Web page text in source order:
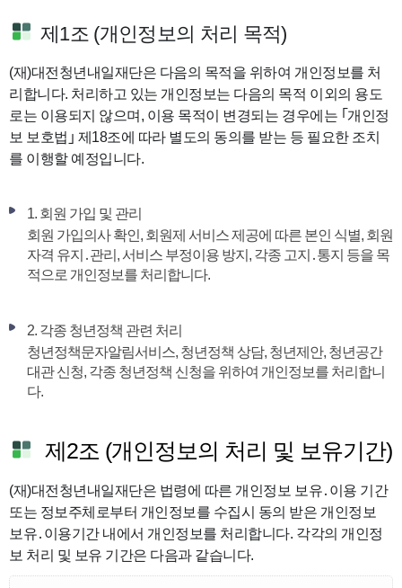
제1조 (개인정보의 처리 목적)
(재)대전청년내일재단은 다음의 목적을 위하여 개인정보를 처
리합니다. 처리하고 있는 개인정보는 다음의 목적 이외의 용도
로는 이용되지 않으며, 이용 목적이 변경되는 경우에는 ｢개인정
보 보호법｣ 제18조에 따라 별도의 동의를 받는 등 필요한 조치
를 이행할 예정입니다.
1. 회원 가입 및 관리
회원 가입의사 확인, 회원제 서비스 제공에 따른 본인 식별, 회원
자격 유지․관리, 서비스 부정이용 방지, 각종 고지․통지 등을 목
적으로 개인정보를 처리합니다.
2. 각종 청년정책 관련 처리
청년정책문자알림서비스, 청년정책 상담, 청년제안, 청년공간
대관 신청, 각종 청년정책 신청을 위하여 개인정보를 처리합니
다.
제2조 (개인정보의 처리 및 보유기간)
(재)대전청년내일재단은 법령에 따른 개인정보 보유․이용 기간
또는 정보주체로부터 개인정보를 수집시 동의 받은 개인정보
보유․이용기간 내에서 개인정보를 처리합니다. 각각의 개인정
보 처리 및 보유 기간은 다음과 같습니다.